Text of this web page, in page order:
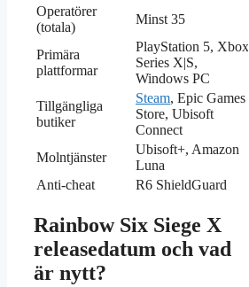
Operatörer
(totala)
Minst 35
Primära
plattformar
PlayStation 5, Xbox
Series X|S,
Windows PC
Tillgängliga
butiker
Steam, Epic Games
Store, Ubisoft
Connect
Molntjänster
Ubisoft+, Amazon
Luna
Anti-cheat
R6 ShieldGuard
Rainbow Six Siege X
releasedatum och vad
är nytt?